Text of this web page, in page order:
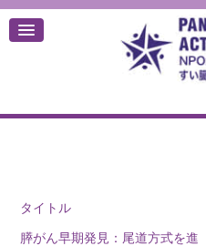
タイトル
膵がん早期発見：尾道方式を進